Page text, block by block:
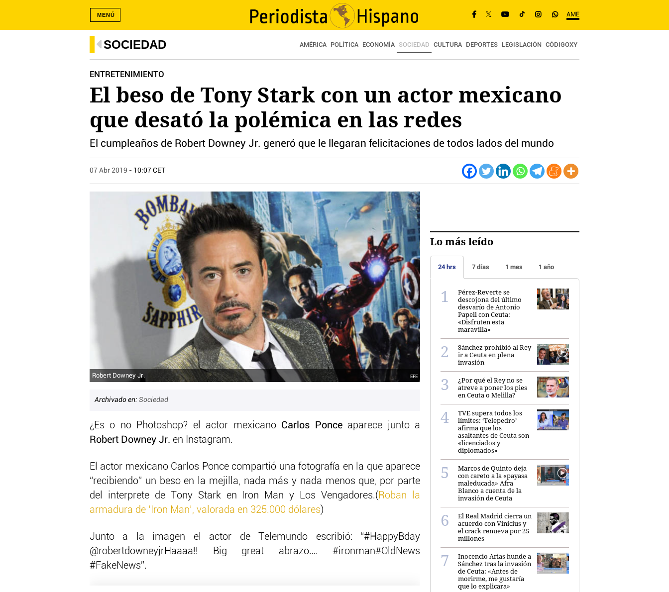
AME
MENÚ
SOCIEDAD AMÉRICA POLÍTICA ECONOMÍA SOCIEDAD CULTURA DEPORTES LEGISLACIÓN CÓDIGOXY
ENTRETENIMIENTO
El beso de Tony Stark con un actor mexicano
que desató la polémica en las redes
El cumpleaños de Robert Downey Jr. generó que le llegaran felicitaciones de todos lados del mundo
07 Abr 2019 - 10:07 CET
Robert Downey Jr. EFE
Archivado en: Sociedad
¿Es o no Photoshop? el actor mexicano Carlos Ponceaparece junto a
Robert Downey Jr. en Instagram.
El actor mexicano Carlos Poncecompartió una fotografía en la que aparece
“recibiendo” un beso en la mejilla, nada más y nada menos que, por parte
del interprete de Tony Stark en Iron Man y Los Vengadores.( Roban la
armadura de ‘Iron Man’, valorada en 325.000 dólares)
Junto a la imagen el actor de Telemundo escribió: “#HappyBday
@robertdowneyjrHaaaa!! Big great abrazo…. #ironman#OldNews
#FakeNews”.
Lo más leído
24 hrs 7 días 1 mes 1 año
Pérez-Reverte se
descojona del último
desvarío de Antonio
Papell con Ceuta:
«Disfruten esta
maravilla»
Sánchez prohibió al Rey
ir a Ceuta en plena
invasión
¿Por qué el Rey no se
atreve a poner los pies
en Ceuta o Melilla?
TVE supera todos los
límites: ‘Telepedro’
afirma que los
asaltantes de Ceuta son
«licenciados y
diplomados»
Marcos de Quinto deja
con careto a la «payasa
maleducada» Afra
Blanco a cuenta de la
invasión de Ceuta
El Real Madrid cierra un
acuerdo con Vinicius y
el crack renueva por 25
millones
Inocencio Arias hunde a
Sánchez tras la invasión
de Ceuta: «Antes de
morirme, me gustaría
que lo explicara»